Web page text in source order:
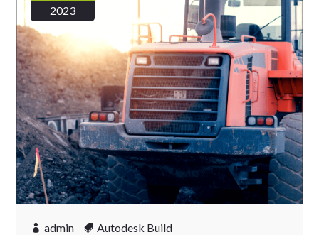
2023
admin Autodesk Build